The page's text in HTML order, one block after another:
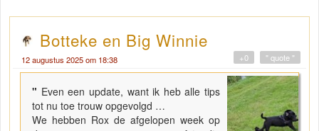
Botteke en Big Winnie
12 augustus 2025 om 18:38 " quote "
+0
" Even een update, want ik heb alle tips
tot nu toe trouw opgevolgd …
We hebben Rox de afgelopen week op